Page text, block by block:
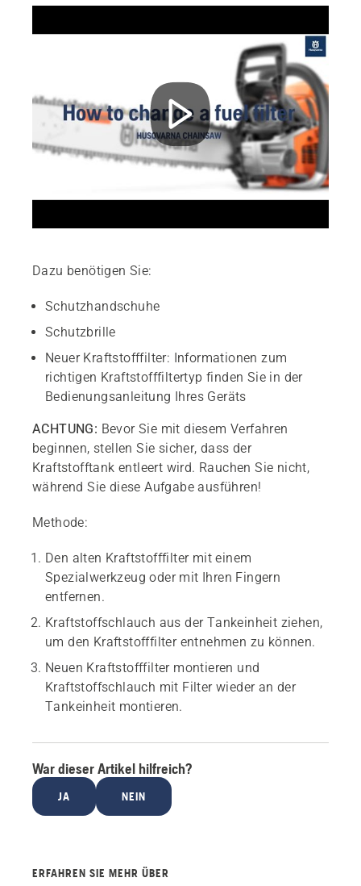
Dazu benötigen Sie:
Schutzhandschuhe
Schutzbrille
Neuer Kraftstofffilter: Informationen zum
richtigen Kraftstofffiltertyp finden Sie in der
Bedienungsanleitung Ihres Geräts
ACHTUNG: Bevor Sie mit diesem Verfahren
beginnen, stellen Sie sicher, dass der
Kraftstofftank entleert wird. Rauchen Sie nicht,
während Sie diese Aufgabe ausführen!
Methode:
Den alten Kraftstofffilter mit einem
Spezialwerkzeug oder mit Ihren Fingern
entfernen.
Kraftstoffschlauch aus der Tankeinheit ziehen,
um den Kraftstofffilter entnehmen zu können.
Neuen Kraftstofffilter montieren und
Kraftstoffschlauch mit Filter wieder an der
Tankeinheit montieren.
War dieser Artikel hilfreich?
JA NEIN
ERFAHREN SIE MEHR ÜBER